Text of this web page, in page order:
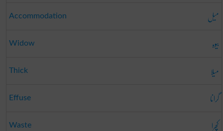
Accommodation میل
Widow بیوہ
Thick میلا
Effuse گرانا
Waste کچرا